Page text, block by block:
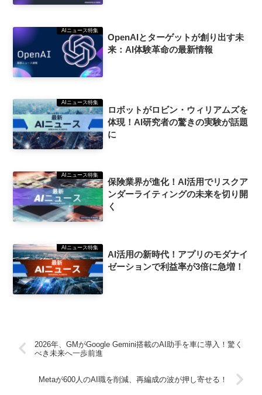
AIニュース特集
OpenAIとターゲットが創り出す未
来：AI体験革命の最新情報
AIニュース特集
ロボットがロビン・ウィリアムズを
体現！AI研究者の驚きの実験が話題
に
AIニュース特集
保険業界が進化！AI活用でリスクア
ンダーライティングの未来を切り開
く
AIニュース特集
AI活用の新時代！アプリのモダナイ
ゼーションで利益率が3倍に急増！
2026年、GMがGoogle Gemini搭載のAI助手を車に導入！驚く
べき未来へ一歩前進
Metaが600人のAI職を削減、再編成の波が押し寄せる！